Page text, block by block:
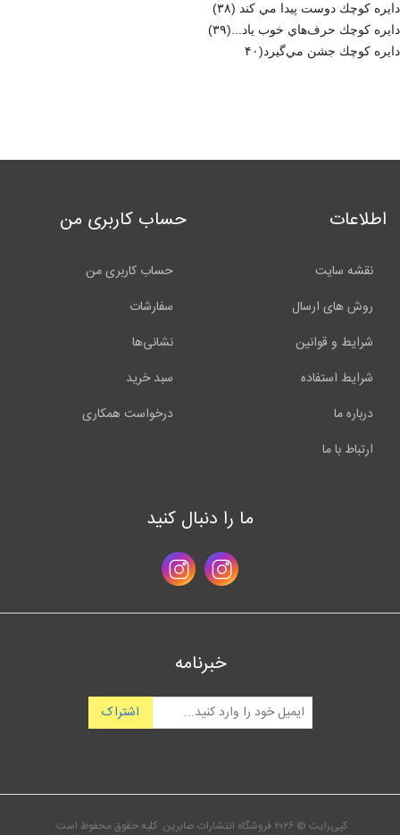
دايره كوچك دوست پيدا مي كند (۳۸)
دايره كوچك حرف‌هاي خوب ياد...(۳۹)
دايره كوچك جشن مي‌گيرد(۴۰
اطلاعات
نقشه سایت
روش های ارسال
شرایط و قوانین
شرایط استفاده
درباره ما
ارتباط با ما
حساب کاربری من
حساب کاربری من
سفارشات
نشانی‌ها
سبد خرید
درخواست همکاری
ما را دنبال کنید
خبرنامه
اشتراک
کپی‌رایت © ۲۰۲۶ فروشگاه انتشارات صابرین. کلیه حقوق محفوظ است.